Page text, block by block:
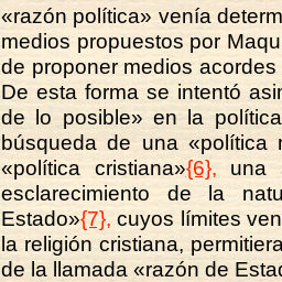
«razón política» venía
medios propuestos por
de proponer medios
De esta forma se intentó
de lo posible» en la
búsqueda de una «política
«política cristiana»{6}, una
esclarecimiento de la
Estado»{7}, cuyos límites
la religión cristiana,
de la llamada «razón de